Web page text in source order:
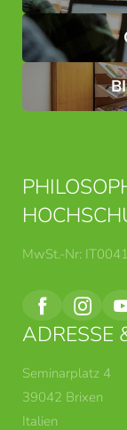
MwSt.-Nr:
ADRESSE
Seminarplatz 4
39042 Brixen
Italien